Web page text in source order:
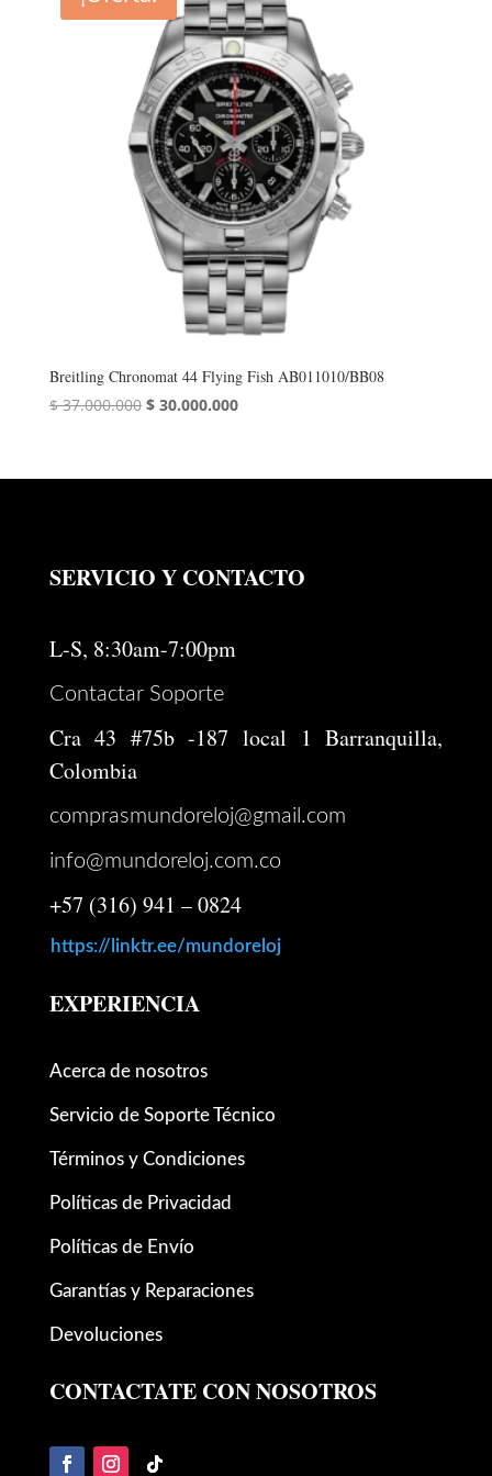
Breitling Chronomat 44 Flying Fish AB011010/BB08
$37.000.000 El
era:
$30.000.000El
es:
SERVICIO Y CONTACTO
L-S, 8:30am-7:00pm
Contactar Soporte
Cra 43 #75b -187 local 1 Barranquilla,
Colombia
comprasmundoreloj@gmail.com
info@mundoreloj.com.co
+57 (316) 941 – 0824
https://linktr.ee/mundoreloj
EXPERIENCIA
Acerca de nosotros
Servicio de Soporte Técnico
Términos y Condiciones
Políticas de Privacidad
Políticas de Envío
Garantías y Reparaciones
Devoluciones
CONTACTATE CON NOSOTROS